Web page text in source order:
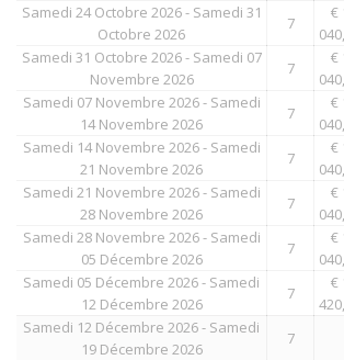
Samedi 24 Octobre 2026 - Samedi 31
Octobre 2026
7
€
Samedi 31 Octobre 2026 - Samedi 07
Novembre 2026
7
€
Samedi 07 Novembre 2026 - Samedi
14 Novembre 2026
7
€
Samedi 14 Novembre 2026 - Samedi
21 Novembre 2026
7
€
Samedi 21 Novembre 2026 - Samedi
28 Novembre 2026
7
€
Samedi 28 Novembre 2026 - Samedi
05 Décembre 2026
7
€
Samedi 05 Décembre 2026 - Samedi
12 Décembre 2026
7
€
Samedi 12 Décembre 2026 - Samedi
19 Décembre 2026
7